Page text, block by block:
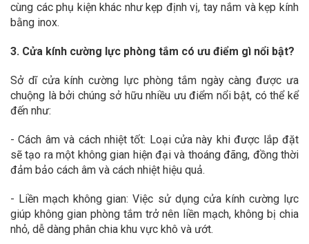
cùng các phụ kiện khác như kẹp định vị, tay nắm và kẹp kính
bằng inox.
3. Cửa kính cường lực phòng tắm có ưu điểm gì nổi bật?
Sở dĩ cửa kính cường lực phòng tắm ngày càng được ưa
chuộng là bởi chúng sở hữu nhiều ưu điểm nổi bật, có thể kể
đến như:
- Cách âm và cách nhiệt tốt: Loại cửa này khi được lắp đặt
sẽ tạo ra một không gian hiện đại và thoáng đãng, đồng thời
đảm bảo cách âm và cách nhiệt hiệu quả.
- Liền mạch không gian: Việc sử dụng cửa kính cường lực
giúp không gian phòng tắm trở nên liền mạch, không bị chia
nhỏ, dễ dàng phân chia khu vực khô và ướt.